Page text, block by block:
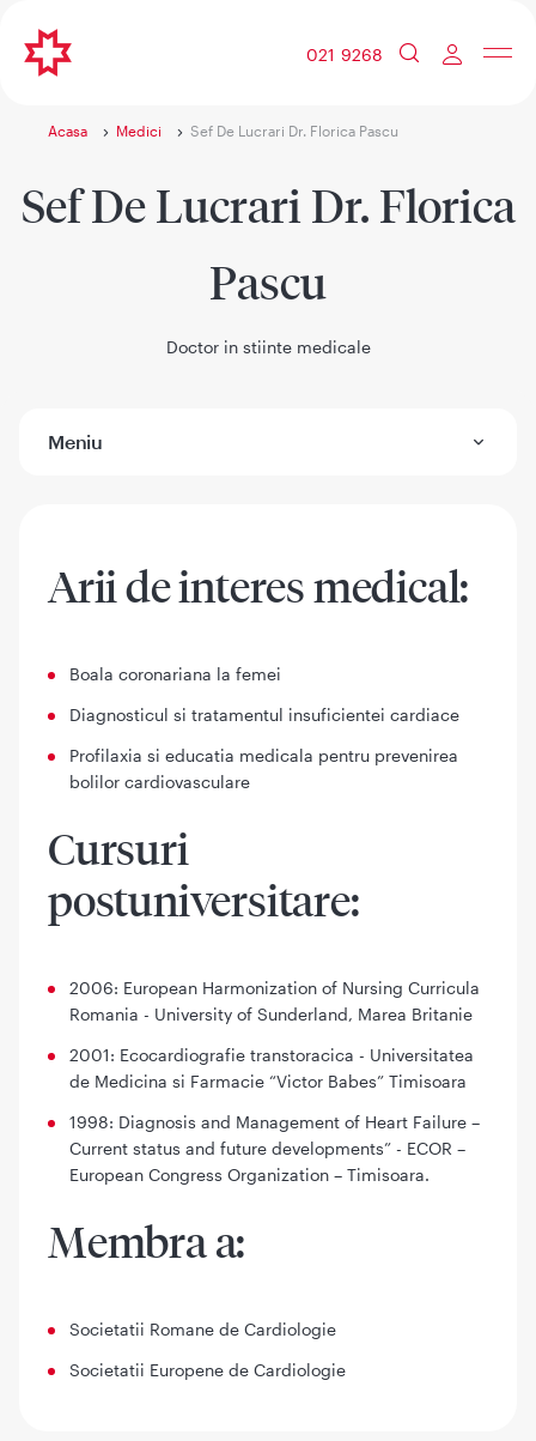
021 9268
Acasa Medici Sef De Lucrari Dr. Florica Pascu
Sef De Lucrari Dr. Florica
Pascu
Doctor in stiinte medicale
Meniu
Arii de interes medical:
Boala coronariana la femei
Diagnosticul si tratamentul insuficientei cardiace
Profilaxia si educatia medicala pentru prevenirea
bolilor cardiovasculare
Cursuri
postuniversitare:
2006: European Harmonization of Nursing Curricula
Romania - University of Sunderland, Marea Britanie
2001: Ecocardiografie transtoracica - Universitatea
de Medicina si Farmacie “Victor Babes” Timisoara
1998: Diagnosis and Management of Heart Failure –
Current status and future developments” - ECOR –
European Congress Organization – Timisoara.
Membra a:
Societatii Romane de Cardiologie
Societatii Europene de Cardiologie